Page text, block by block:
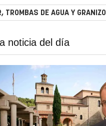
DE AGUA Y GRANIZO
noticia del día